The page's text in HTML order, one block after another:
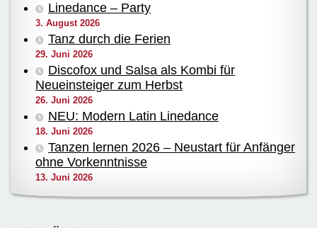
Linedance – Party
3. August 2026
Tanz durch die Ferien
29. Juni 2026
Discofox und Salsa als Kombi für
Neueinsteiger zum Herbst
26. Juni 2026
NEU: Modern Latin Linedance
18. Juni 2026
Tanzen lernen 2026 – Neustart für Anfänger
ohne Vorkenntnisse
13. Juni 2026